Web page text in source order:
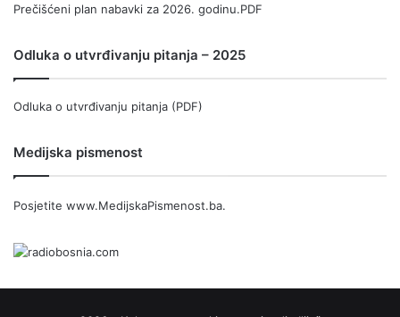
Prečišćeni plan nabavki za 2026. godinu.PDF
Odluka o utvrđivanju pitanja – 2025
Odluka o utvrđivanju pitanja (PDF)
Medijska pismenost
Posjetite www.MedijskaPismenost.ba.